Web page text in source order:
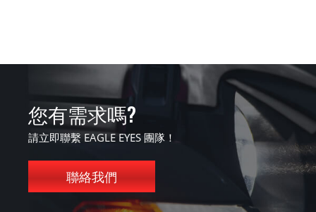
您有需求嗎?
請立即聯繫 EAGLE EYES 團隊！
聯絡我們